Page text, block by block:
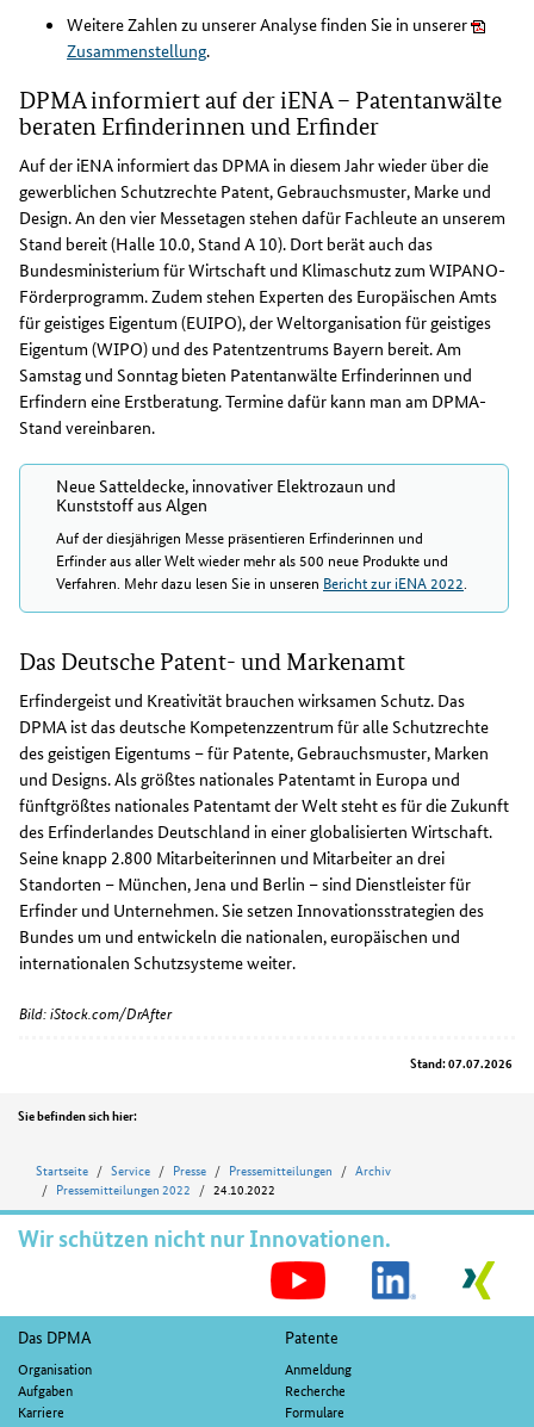
Weitere Zahlen zu unserer Analyse finden Sie in unserer
Zusammenstellung.
DPMA informiert auf der iENA – Patentanwälte
beraten Erfinderinnen und Erfinder
Auf der iENA informiert das DPMA in diesem Jahr wieder über die
gewerblichen Schutzrechte Patent, Gebrauchsmuster, Marke und
Design. An den vier Messetagen stehen dafür Fachleute an unserem
Stand bereit (Halle 10.0, Stand A 10). Dort berät auch das
Bundesministerium für Wirtschaft und Klimaschutz zum WIPANO-
Förderprogramm. Zudem stehen Experten des Europäischen Amts
für geistiges Eigentum (EUIPO), der Weltorganisation für geistiges
Eigentum (WIPO) und des Patentzentrums Bayern bereit. Am
Samstag und Sonntag bieten Patentanwälte Erfinderinnen und
Erfindern eine Erstberatung. Termine dafür kann man am DPMA-
Stand vereinbaren.
Neue Satteldecke, innovativer Elektrozaun und
Kunststoff aus Algen
Auf der diesjährigen Messe präsentieren Erfinderinnen und
Erfinder aus aller Welt wieder mehr als 500 neue Produkte und
Verfahren. Mehr dazu lesen Sie in unseren Bericht zur iENA 2022.
Das Deutsche Patent- und Markenamt
Erfindergeist und Kreativität brauchen wirksamen Schutz. Das
DPMA ist das deutsche Kompetenzzentrum für alle Schutzrechte
des geistigen Eigentums – für Patente, Gebrauchsmuster, Marken
und Designs. Als größtes nationales Patentamt in Europa und
fünftgrößtes nationales Patentamt der Welt steht es für die Zukunft
des Erfinderlandes Deutschland in einer globalisierten Wirtschaft.
Seine knapp 2.800 Mitarbeiterinnen und Mitarbeiter an drei
Standorten – München, Jena und Berlin – sind Dienstleister für
Erfinder und Unternehmen. Sie setzen Innovationsstrategien des
Bundes um und entwickeln die nationalen, europäischen und
internationalen Schutzsysteme weiter.
Bild: iStock.com/DrAfter
Stand: 07.07.2026
Position
Sie befinden sich hier:
Startseite Service Presse Pressemitteilungen
Archiv
Pressemitteilungen 2022
24.10.2022
Wir schützen nicht nur Innovationen.
Fußnavigation
Das DPMA
Organisation
Aufgaben
Karriere
Patente
Anmeldung
Recherche
Formulare